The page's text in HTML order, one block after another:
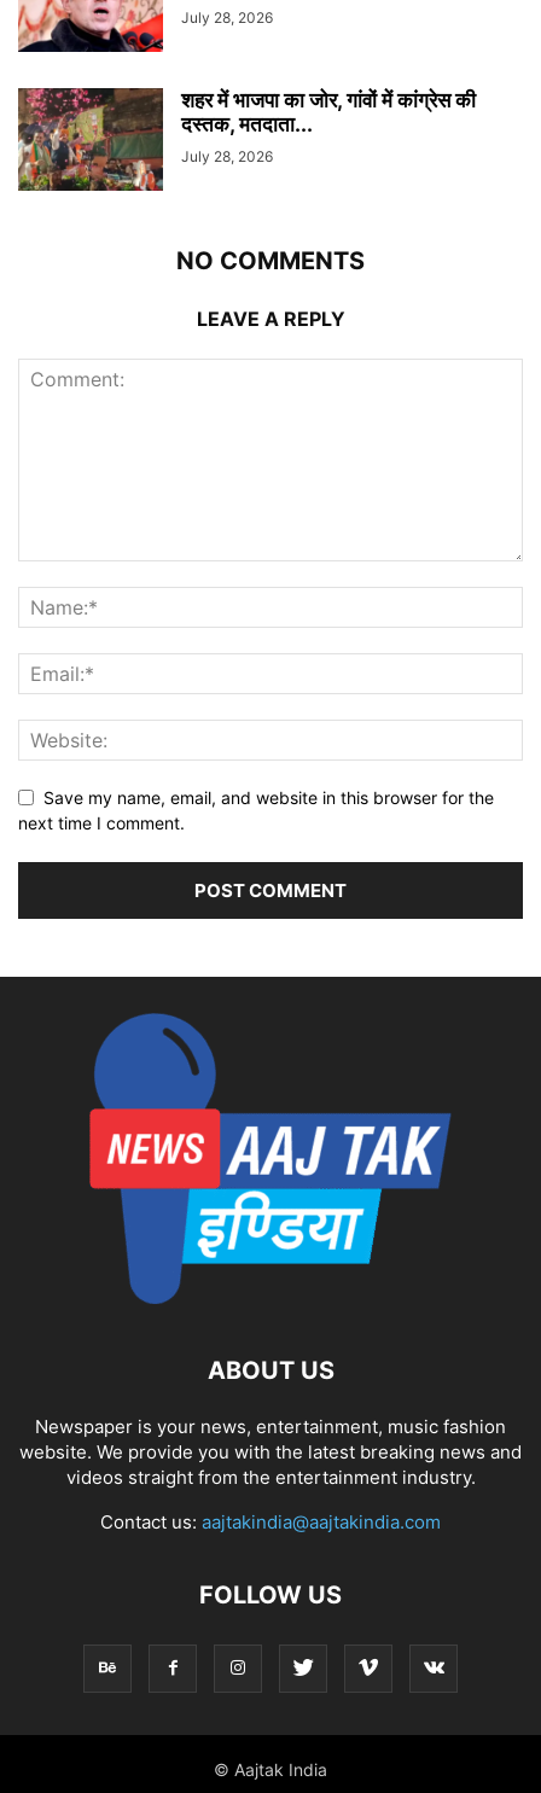
July 28, 2026
शहर में भाजपा का जोर, गांवों में कांग्रेस की
दस्तक, मतदाता...
July 28, 2026
NO COMMENTS
LEAVE A REPLY
Save my name, email, and website in this browser for the
next time I comment.
ABOUT US
Newspaper is your news, entertainment, music fashion
website. We provide you with the latest breaking news and
videos straight from the entertainment industry.
Contact us: aajtakindia@aajtakindia.com
FOLLOW US
© Aajtak India